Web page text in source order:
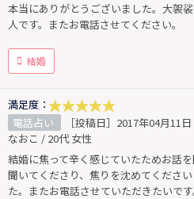
本当にありがとうございました。大袈
人です。またお電話させてください。
結婚
満足度：
電話占い
［投稿日］2017年04月11日
なおこ / 20代 女性
結婚に焦って辛く感じていたためお話
聞いてくださり、焦りを沈めてくださ
た。またお電話させていただきたいです